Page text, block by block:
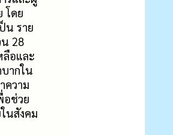
โดย
น ราย
น 28
ลือและ
ากใน
ความ
อช่วย
นสังคม